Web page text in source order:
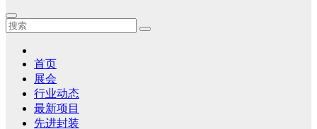
首页
展会
行业动态
最新项目
先进封装